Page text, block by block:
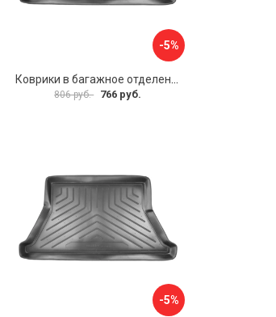
-5%
Коврики в багажное отделение для Skoda Superb III (B8) WAG (2015) UNIDEC NPA00-E81-822
806 руб. 766 руб.
-5%